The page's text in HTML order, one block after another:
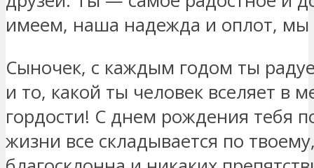
имеем, наша надежда и оплот,
Сыночек, с каждым годом ты
и то, какой ты человек вселяет в
гордости! С днем рождения тебя
жизни все складывается по